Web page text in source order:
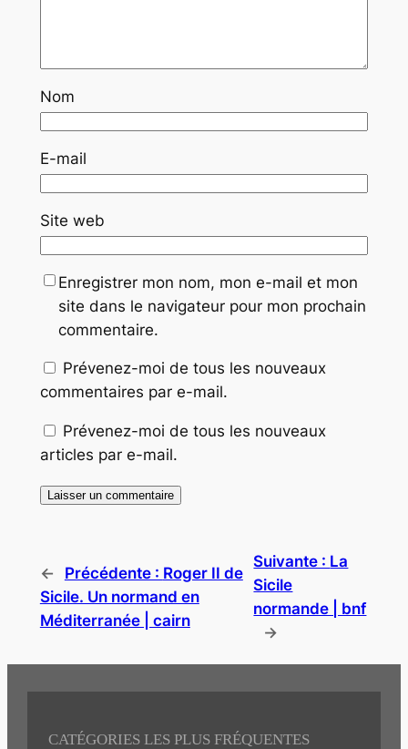
Nom
E-mail
Site web
Enregistrer mon nom, mon e-mail et mon
site dans le navigateur pour mon prochain
commentaire.
Prévenez-moi de tous les nouveaux
commentaires par e-mail.
Prévenez-moi de tous les nouveaux
articles par e-mail.
← Précédente : Roger II de
Sicile. Un normand en
Méditerranée | cairn
Suivante : La
Sicile
normande | bnf
→
CATÉGORIES LES PLUS FRÉQUENTES